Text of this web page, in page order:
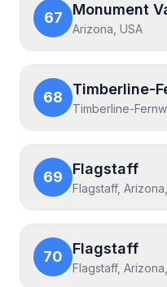
67 Monument
Arizona, USA
68 Timberline-
Timberline-
69 Flagstaff
Flagstaff,
70 Flagstaff
Flagstaff,